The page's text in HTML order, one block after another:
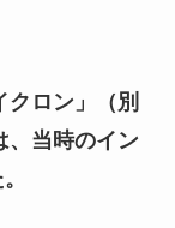
ロン」（別
、当時のイン